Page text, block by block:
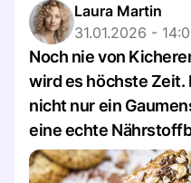
Laura Martin
31.01.2026 -
Noch nie von
wird es höchste Zeit.
nicht nur ein
eine echte